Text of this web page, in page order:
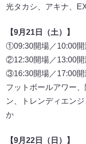
光タカシ、アキナ、
【9月21日（土）】
①09:30開場／10:00開
②12:30開場／13:00開
③16:30開場／17:00開
フットボールアワー
ン、トレンディエン
か
【9月22日（日）】